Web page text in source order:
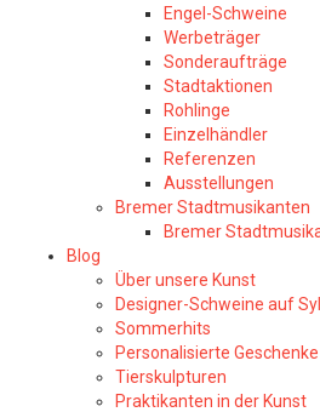
Engel-Schweine
Werbeträger
Sonderaufträge
Stadtaktionen
Rohlinge
Einzelhändler
Referenzen
Ausstellungen
Bremer Stadtmusikanten
Bremer
Blog
Über unsere Kunst
Designer-Schweine auf
Sommerhits
Personalisierte Geschenke
Tierskulpturen
Praktikanten in der Kunst